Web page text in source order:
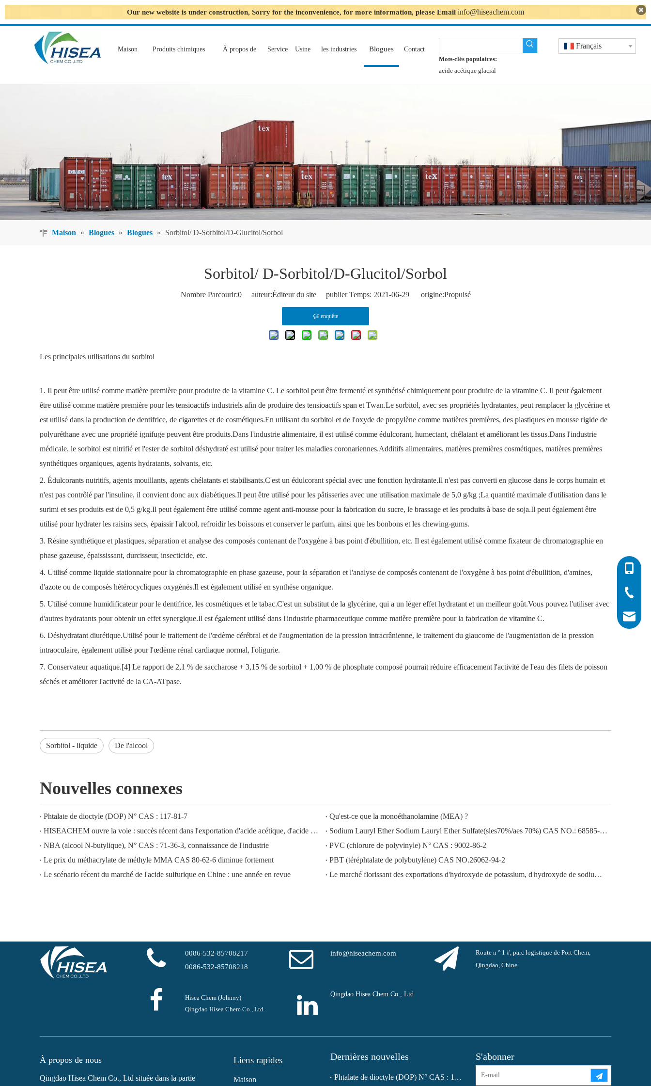
Our new website is under construction, Sorry for the inconvenience, for more information, please Email info@hiseachem.com
Maison Produits chimiques À propos de Service Usine les industries Blogues
Contact
Mots-clés populaires:
acide acétique glacial
Français
Maison » Blogues » Blogues » Sorbitol/ D-Sorbitol/D-Glucitol/Sorbol
Sorbitol/ D-Sorbitol/D-Glucitol/Sorbol
Nombre Parcourir:0auteur:Éditeur du site publier Temps: 2021-06-29 origine:Propulsé
enquête
Les principales utilisations du sorbitol
1. Il peut être utilisé comme matière première pour produire de la vitamine C. Le sorbitol peut être fermenté et synthétisé chimiquement pour produire de la vitamine C. Il peut également
être utilisé comme matière première pour les tensioactifs industriels afin de produire des tensioactifs span et Twan.Le sorbitol, avec ses propriétés hydratantes, peut remplacer la glycérine et
est utilisé dans la production de dentifrice, de cigarettes et de cosmétiques.En utilisant du sorbitol et de l'oxyde de propylène comme matières premières, des plastiques en mousse rigide de
polyuréthane avec une propriété ignifuge peuvent être produits.Dans l'industrie alimentaire, il est utilisé comme édulcorant, humectant, chélatant et améliorant les tissus.Dans l'industrie
médicale, le sorbitol est nitrifié et l'ester de sorbitol déshydraté est utilisé pour traiter les maladies coronariennes.Additifs alimentaires, matières premières cosmétiques, matières premières
synthétiques organiques, agents hydratants, solvants, etc.
2. Édulcorants nutritifs, agents mouillants, agents chélatants et stabilisants.C'est un édulcorant spécial avec une fonction hydratante.Il n'est pas converti en glucose dans le corps humain et
n'est pas contrôlé par l'insuline, il convient donc aux diabétiques.Il peut être utilisé pour les pâtisseries avec une utilisation maximale de 5,0 g/kg ;La quantité maximale d'utilisation dans le
surimi et ses produits est de 0,5 g/kg.Il peut également être utilisé comme agent anti-mousse pour la fabrication du sucre, le brassage et les produits à base de soja.Il peut également être
utilisé pour hydrater les raisins secs, épaissir l'alcool, refroidir les boissons et conserver le parfum, ainsi que les bonbons et les chewing-gums.
3. Résine synthétique et plastiques, séparation et analyse des composés contenant de l'oxygène à bas point d'ébullition, etc. Il est également utilisé comme fixateur de chromatographie en
phase gazeuse, épaississant, durcisseur, insecticide, etc.
4. Utilisé comme liquide stationnaire pour la chromatographie en phase gazeuse, pour la séparation et l'analyse de composés contenant de l'oxygène à bas point d'ébullition, d'amines,
d'azote ou de composés hétérocycliques oxygénés.Il est également utilisé en synthèse organique.
5. Utilisé comme humidificateur pour le dentifrice, les cosmétiques et le tabac.C'est un substitut de la glycérine, qui a un léger effet hydratant et un meilleur goût.Vous pouvez l'utiliser avec
d'autres hydratants pour obtenir un effet synergique.Il est également utilisé dans l'industrie pharmaceutique comme matière première pour la fabrication de vitamine C.
6. Déshydratant diurétique.Utilisé pour le traitement de l'œdème cérébral et de l'augmentation de la pression intracrânienne, le traitement du glaucome de l'augmentation de la pression
intraoculaire, également utilisé pour l'œdème rénal cardiaque normal, l'oligurie.
7. Conservateur aquatique.[4] Le rapport de 2,1 % de saccharose + 3,15 % de sorbitol + 1,00 % de phosphate composé pourrait réduire efficacement l'activité de l'eau des filets de poisson
séchés et améliorer l'activité de la CA-ATpase.
Sorbitol - liquide De l'alcool
Nouvelles connexes
Phtalate de dioctyle (DOP) N° CAS : 117-81-7
Qu'est-ce que la monoéthanolamine (MEA) ?
HISEACHEM ouvre la voie : succès récent dans l'exportation d'acide acétique, d'acide oxalique, d'acide sulfurique, d'acide nitrique, de soude caustique, d'alcali liquide et de métabisulfite de sodium depuis la Chine
Sodium Lauryl Ether Sodium Lauryl Ether Sulfate(sles70%/aes 70%) CAS NO.: 68585-34-2sles70%/aes 70%) CAS NO.: 68585-34-2
NBA (alcool N-butylique), N° CAS : 71-36-3, connaissance de l'industrie
PVC (chlorure de polyvinyle) N° CAS : 9002-86-2
Le prix du méthacrylate de méthyle MMA CAS 80-62-6 diminue fortement
PBT (téréphtalate de polybutylène) CAS NO.26062-94-2
Le scénario récent du marché de l'acide sulfurique en Chine : une année en revue
Le marché florissant des exportations d'hydroxyde de potassium, d'hydroxyde de sodium et de peroxyde d'hydrogène depuis la Chine : un examen de l'année écoulée
0086-
0086-
0086-
0086-532-85708217
0086-532-85708218
info@hiseachem.com
Route n ° 1 #, parc logistique de Port Chem,
Qingdao, Chine
Hisea Chem (Johnny)
Qingdao Hisea Chem Co., Ltd.
Qingdao Hisea Chem Co., Ltd
À propos de nous
Qingdao Hisea Chem Co., Ltd située dans la partie
Liens rapides
Maison
Dernières nouvelles
Phtalate de dioctyle (DOP) N° CAS : 117-81-7
S'abonner